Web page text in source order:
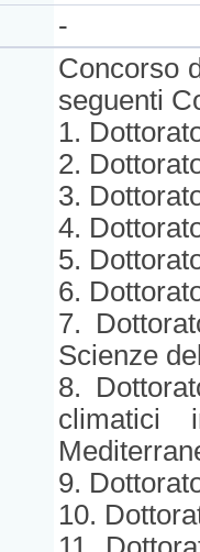
-
Concorso
seguenti
1.
2.
3.
4.
5.
6.
7.
Scienze
8.
climatici
9.
10.